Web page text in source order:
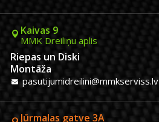
Kaivas 9
MMK Dreiliņu aplis
Riepas un Diski
Montāža
pasutijumidreilini@mmkserviss.lv
Jūrmalas gatve 3A